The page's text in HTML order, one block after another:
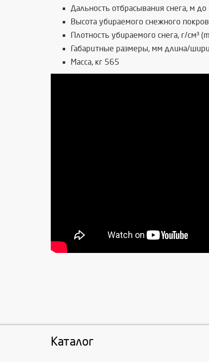
Дальность отбрасывания снега, м до
Высота убираемого снежного
Плотность убираемого снега, г/см³
Габаритные размеры, мм длина/
Масса, кг 565
Каталог